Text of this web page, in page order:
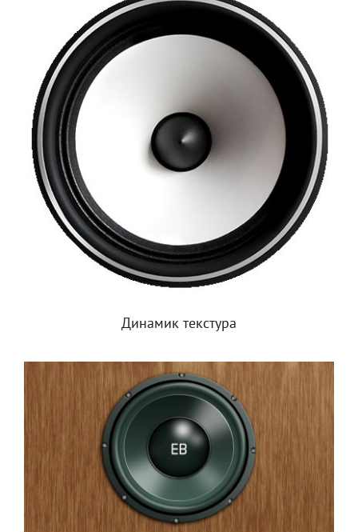
Динамик текстура